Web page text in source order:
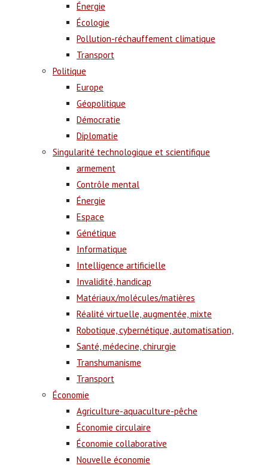
Énergie
Écologie
Pollution-réchauffement climatique
Transport
Politique
Europe
Géopolitique
Démocratie
Diplomatie
Singularité technologique et scientifique
armement
Contrôle mental
Énergie
Espace
Génétique
Informatique
Intelligence artificielle
Invalidité, handicap
Matériaux/molécules/matières
Réalité virtuelle, augmentée, mixte
Robotique, cybernétique, automatisation,
Santé, médecine, chirurgie
Transhumanisme
Transport
Économie
Agriculture-aquaculture-pêche
Économie circulaire
Économie collaborative
Nouvelle économie